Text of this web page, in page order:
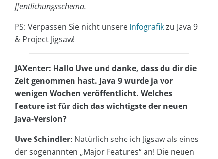
ffentlichungsschema.
PS: Verpassen Sie nicht unsere Infografikzu Java 9
& Project Jigsaw!
JAXenter: Hallo Uwe und danke, dass du dir die
Zeit genommen hast. Java 9 wurde ja vor
wenigen Wochen veröffentlicht. Welches
Feature ist für dich das wichtigste der neuen
Java-Version?
Uwe Schindler: Natürlich sehe ich Jigsaw als eines
der sogenannten „Major Features“ an! Die neuen